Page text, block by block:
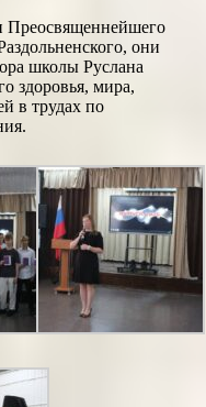
Преосвященнейшего
они
школы Руслана
здоровья, мира,
в трудах по